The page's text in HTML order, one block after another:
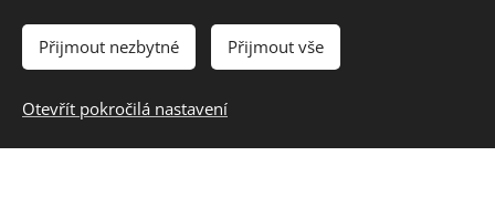
V naší nabídce nově naleznete
mnoho nabídek studentského
Přijmout nezbytné Přijmout vše
Otevřít pokročilá nastavení